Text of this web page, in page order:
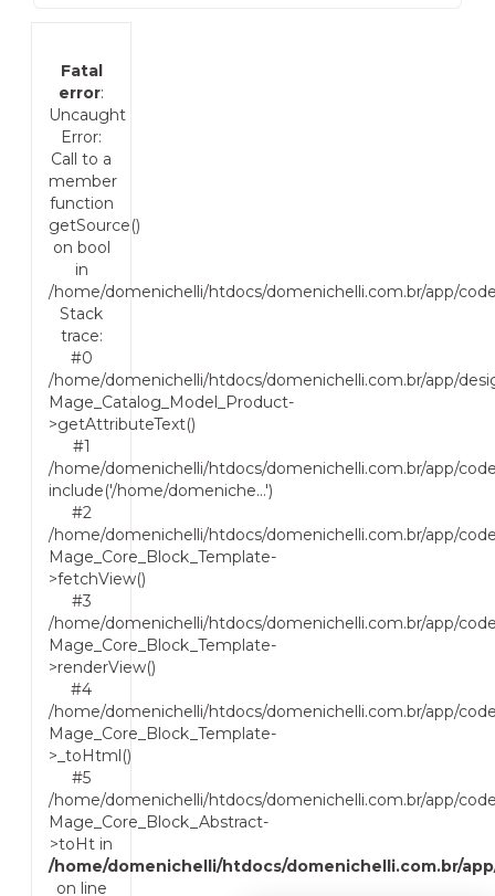
Fatal
error:
Uncaught
Error:
Call to a
member
function
getSource()
on bool
in
/home/domenichelli/htdocs/domenichelli.com.br/app/
Stack
trace:
#0
/home/domenichelli/htdocs/domenichelli.com.br/app/
Mage_Catalog_Model_Product-
>getAttributeText()
#1
/home/domenichelli/htdocs/domenichelli.com.br/app/
include('/home/domeniche...')
#2
/home/domenichelli/htdocs/domenichelli.com.br/app/
Mage_Core_Block_Template-
>fetchView()
#3
/home/domenichelli/htdocs/domenichelli.com.br/app/
Mage_Core_Block_Template-
>renderView()
#4
/home/domenichelli/htdocs/domenichelli.com.br/app/
Mage_Core_Block_Template-
>_toHtml()
#5
/home/domenichelli/htdocs/domenichelli.com.br/app/
Mage_Core_Block_Abstract-
>toHt in
/home/domenichelli/htdocs/domenichelli.com.br/
on line